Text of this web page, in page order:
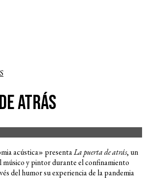
atrás
acústica» presentaLa puerta de atrás, un
y pintor durante el confinamiento
del humor su experiencia de la pandemia